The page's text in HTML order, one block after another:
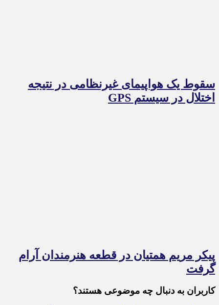
سقوط یک هواپیمای غیرنظامی در نتیجه
اختلال در سیستم‌ GPS
پیکر مریم همتیان در قطعه هنرمندان آرام
گرفت
کاربران به دنبال چه موضوعی هستند؟